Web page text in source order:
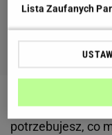
Zobacz wideo
potrzebujesz, co
Lista Zaufanych